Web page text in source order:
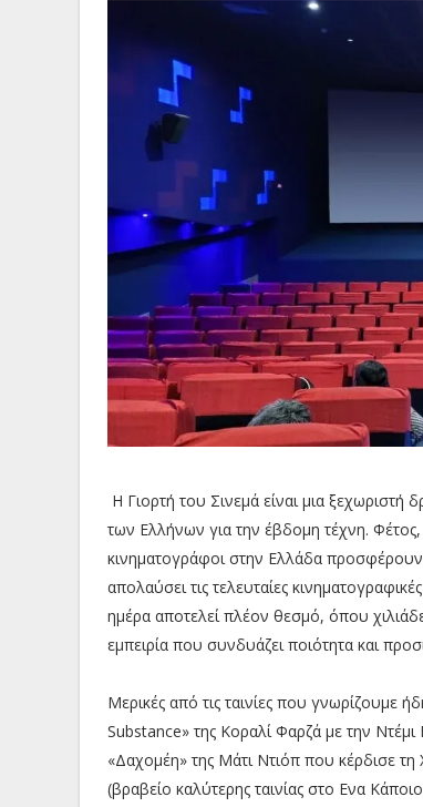
Η Γιορτή του Σινεμά είναι μια ξεχωριστή
των Ελλήνων για την έβδομη τέχνη.
κινηματογράφοι στην Ελλάδα προσφέρουν
απολαύσει τις τελευταίες
ημέρα αποτελεί πλέον θεσμό, όπου
εμπειρία που συνδυάζει ποιότητα και
Μερικές από τις ταινίες που γνωρίζουμε
Substance» της Κοραλί Φαρζά με την
«Δαχομέη» της Μάτι Ντιόπ που κέρδισε
(βραβείο καλύτερης ταινίας στο Ενα